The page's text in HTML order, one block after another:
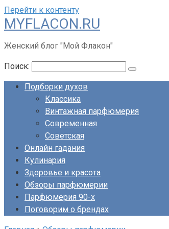
Перейти к контенту
MYFLACON.RU
Женский блог "Мой Флакон"
Поиск:
Подборки духов
Классика
Винтажная парфюмерия
Современная
Советская
Онлайн гадания
Кулинария
Здоровье и красота
Обзоры парфюмерии
Парфюмерия 90-х
Поговорим о брендах